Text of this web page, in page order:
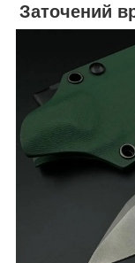
Заточений